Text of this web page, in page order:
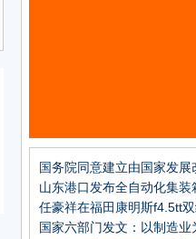
国务院同意建立由国家发
经济发展部际联席会议制度
山东港口发布全自动化集装
统
任豪祥在福田康明斯f4.5tt
式上的讲话
国家六部门发文：以制造业